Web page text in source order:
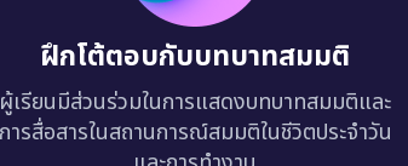
ฝึกโต้ตอบกับบทบาทสมมติ
ผู้เรียนมีส่วนร่วมในการแสดงบทบาทสมมติและ
การสื่อสารในสถานการณ์สมมติในชีวิตประจำวัน
และการทำงาน